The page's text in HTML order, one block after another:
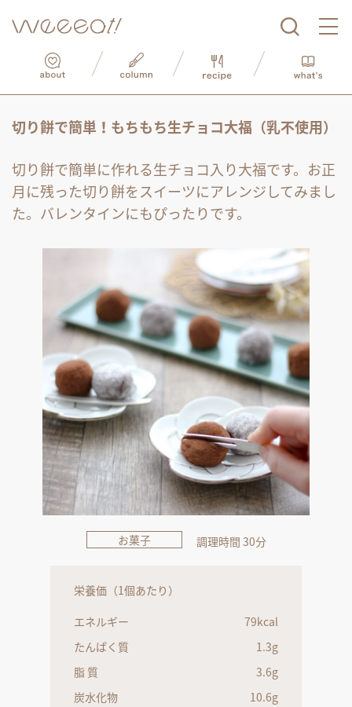
切り餅で簡単！もちもち生チョコ大福（乳不使用）
切り餅で簡単に作れる生チョコ入り大福です。お正
月に残った切り餅をスイーツにアレンジしてみまし
た。バレンタインにもぴったりです。
お菓子 調理時間 30分
栄養価（1個あたり）
エネルギー
79kcal
たんぱく質
1.3g
脂 質
3.6g
炭水化物
10.6g